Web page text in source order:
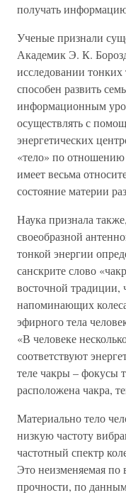
получать
Ученые признали
Академик Э. К.
исследовании
способен развить
информационным
осуществлять с
энергетических
«тело» по
имеет весьма
состояние материи
Наука признала
своеобразной
тонкой энергии
санскрите слово
восточной традиции,
напоминающих
эфирного тела
«В человеке
соответствуют
теле чакры – фокусы
расположена чакра,
Материально тело
низкую частоту
частотный спектр
Это неизменяемая по
прочности, по